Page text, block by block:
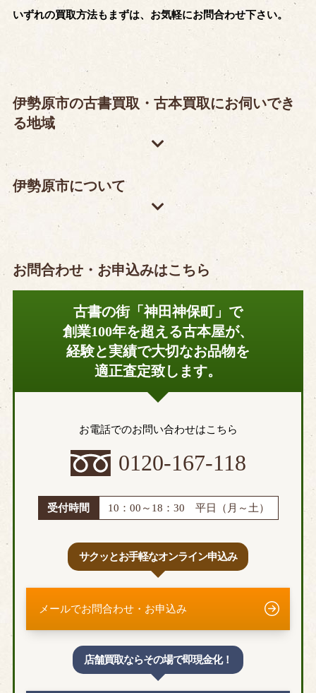
いずれの買取方法もまずは、お気軽にお問合わせ下さい。
伊勢原市の古書買取・古本買取にお伺いでき
る地域
伊勢原市について
お問合わせ・お申込みはこちら
古書の街「神田神保町」で
創業100年を超える古本屋が、
経験と実績で大切なお品物を
適正査定致します。
お電話でのお問い合わせはこちら
0120-167-118
受付時間 10：00～18：30 平日（月～土）
サクッとお手軽なオンライン申込み
メールでお問合わせ・お申込み
店舗買取ならその場で即現金化！